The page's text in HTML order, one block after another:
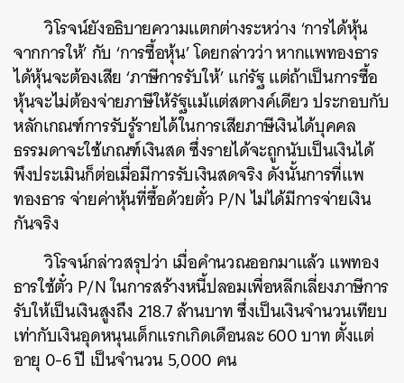
วิโรจน์ยังอธิบายความแตกต่างระหว่าง ‘การได้หุ้น
จากการให้’ กับ ‘การซื้อหุ้น’ โดยกล่าวว่า หากแพทองธาร
ได้หุ้นจะต้องเสีย ‘ภาษีการรับให้’ แก่รัฐ แต่ถ้าเป็นการซื้อ
หุ้นจะไม่ต้องจ่ายภาษีให้รัฐแม้แต่สตางค์เดียว ประกอบกับ
หลักเกณฑ์การรับรู้รายได้ในการเสียภาษีเงินได้บุคคล
ธรรมดาจะใช้เกณฑ์เงินสด ซึ่งรายได้จะถูกนับเป็นเงินได้
พึงประเมินก็ต่อเมื่อมีการรับเงินสดจริง ดังนั้นการที่แพ
ทองธาร จ่ายค่าหุ้นที่ซื้อด้วยตั๋ว P/N ไม่ได้มีการจ่ายเงิน
กันจริง
วิโรจน์กล่าวสรุปว่า เมื่อคำนวณออกมาแล้ว แพทอง
ธารใช้ตั๋ว P/N ในการสร้างหนี้ปลอมเพื่อหลีกเลี่ยงภาษีการ
รับให้เป็นเงินสูงถึง 218.7 ล้านบาท ซึ่งเป็นเงินจำนวนเทียบ
เท่ากับเงินอุดหนุนเด็กแรกเกิดเดือนละ 600 บาท ตั้งแต่
อายุ 0-6 ปี เป็นจำนวน 5,000 คน
ค้นหา
SHARE TWEET EMAIL